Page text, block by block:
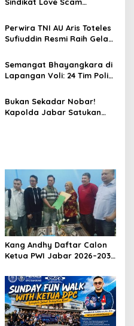
Kerugian Korban
Diperkirakan Capai Rp4,8
Perwira TNI AU Aris Toteles
Sufiuddin Resmi Raih Gelar
Semangat Bhayangkara di
Lapangan Voli: 24 Tim Polisi
dengan Sportivitas dan
Integritas
Bukan Sekadar Nobar!
Kapolda Jabar Satukan
Kang Andhy Daftar Calon
Ketua PWI Jabar 2026–2031,
Wartawan hingga Peluang
Karier Internasional